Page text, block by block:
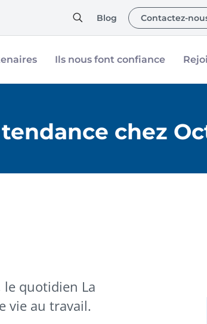
Blog Contactez-
Ils nous font confiance
chez
le quotidien La
vie au travail.